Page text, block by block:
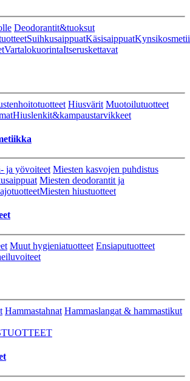
Deodorantit&tuoksut
SuihkusaippuatKäsisaippuat
VartalokuorintaItseruskettavat
Hiusvärit Muotoilutuotteet
Hiuslenkit&kampaustarvikkeet
ja yövoiteet Miesten kasvojen puhdistus
Miesten deodorantit ja
Miesten hiustuotteet
Muut hygieniatuotteet Ensiaputuotteet
Hammastahnat Hammaslangat & hammastikut